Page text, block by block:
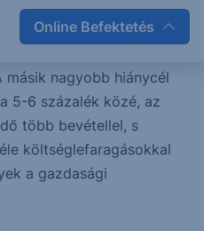
Online Befektetés
– talán valahova
másik nagyobb hiánycél
5-6 százalék közé, az
több bevétellel, s
költséglefaragásokkal
a gazdasági